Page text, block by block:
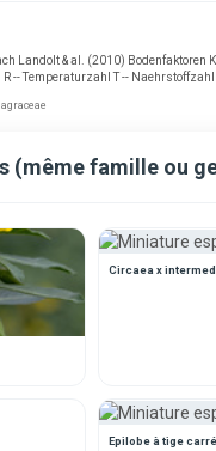
Landolt & al. (2010)
-- Temperaturzahl T --
(même famille ou
Circaea x
Epilobe à tige